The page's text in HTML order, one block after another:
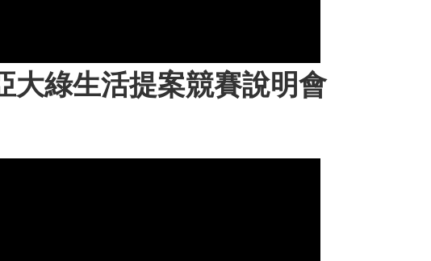
大綠生活提案競賽說明會